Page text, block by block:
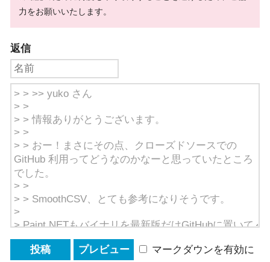
力をお願いいたします。
返信
マークダウンを有効に